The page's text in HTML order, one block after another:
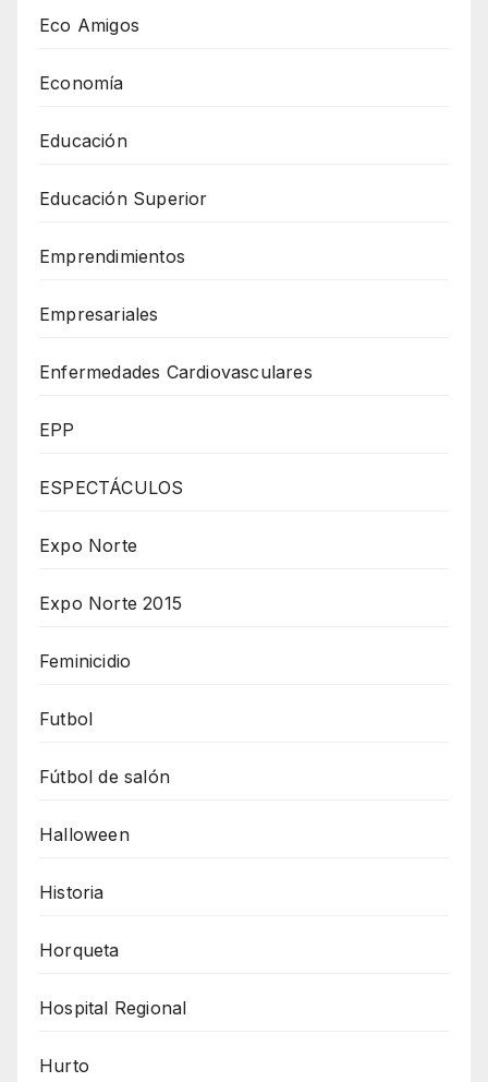
Eco Amigos
Economía
Educación
Educación Superior
Emprendimientos
Empresariales
Enfermedades Cardiovasculares
EPP
ESPECTÁCULOS
Expo Norte
Expo Norte 2015
Feminicidio
Futbol
Fútbol de salón
Halloween
Historia
Horqueta
Hospital Regional
Hurto